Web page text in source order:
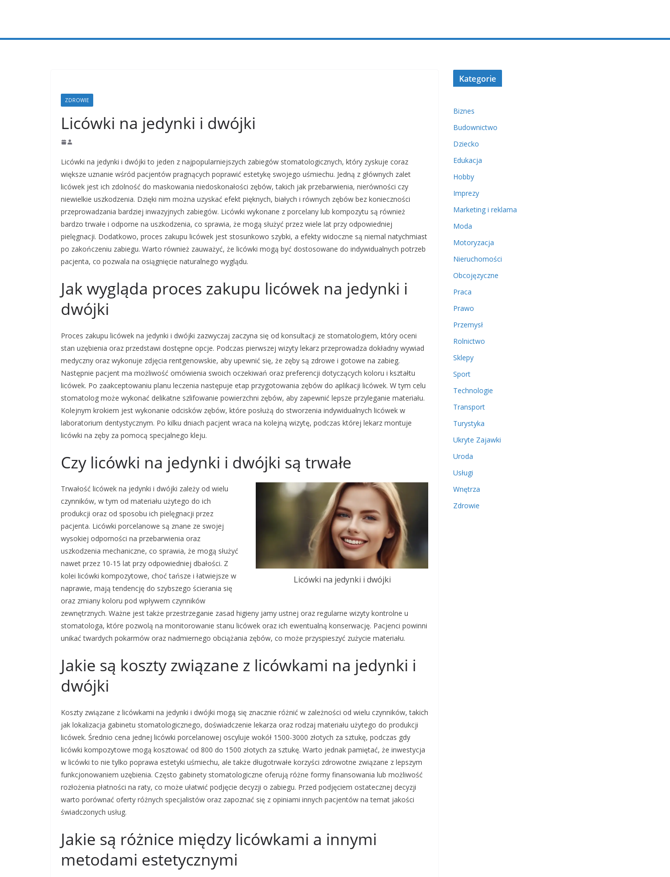
ZDROWIE
Licówki na jedynki i dwójki
Licówki na jedynki i dwójki to jeden z najpopularniejszych zabiegów stomatologicznych, który zyskuje coraz
większe uznanie wśród pacjentów pragnących poprawić estetykę swojego uśmiechu. Jedną z głównych zalet
licówek jest ich zdolność do maskowania niedoskonałości zębów, takich jak przebarwienia, nierówności czy
niewielkie uszkodzenia. Dzięki nim można uzyskać efekt pięknych, białych i równych zębów bez konieczności
przeprowadzania bardziej inwazyjnych zabiegów. Licówki wykonane z porcelany lub kompozytu są również
bardzo trwałe i odporne na uszkodzenia, co sprawia, że mogą służyć przez wiele lat przy odpowiedniej
pielęgnacji. Dodatkowo, proces zakupu licówek jest stosunkowo szybki, a efekty widoczne są niemal natychmiast
po zakończeniu zabiegu. Warto również zauważyć, że licówki mogą być dostosowane do indywidualnych potrzeb
pacjenta, co pozwala na osiągnięcie naturalnego wyglądu.
Jak wygląda proces zakupu licówek na jedynki i
dwójki
Proces zakupu licówek na jedynki i dwójki zazwyczaj zaczyna się od konsultacji ze stomatologiem, który oceni
stan uzębienia oraz przedstawi dostępne opcje. Podczas pierwszej wizyty lekarz przeprowadza dokładny wywiad
medyczny oraz wykonuje zdjęcia rentgenowskie, aby upewnić się, że zęby są zdrowe i gotowe na zabieg.
Następnie pacjent ma możliwość omówienia swoich oczekiwań oraz preferencji dotyczących koloru i kształtu
licówek. Po zaakceptowaniu planu leczenia następuje etap przygotowania zębów do aplikacji licówek. W tym celu
stomatolog może wykonać delikatne szlifowanie powierzchni zębów, aby zapewnić lepsze przyleganie materiału.
Kolejnym krokiem jest wykonanie odcisków zębów, które posłużą do stworzenia indywidualnych licówek w
laboratorium dentystycznym. Po kilku dniach pacjent wraca na kolejną wizytę, podczas której lekarz montuje
licówki na zęby za pomocą specjalnego kleju.
Czy licówki na jedynki i dwójki są trwałe
Licówki na jedynki i dwójki
Trwałość licówek na jedynki i dwójki zależy od wielu
czynników, w tym od materiału użytego do ich
produkcji oraz od sposobu ich pielęgnacji przez
pacjenta. Licówki porcelanowe są znane ze swojej
wysokiej odporności na przebarwienia oraz
uszkodzenia mechaniczne, co sprawia, że mogą służyć
nawet przez 10-15 lat przy odpowiedniej dbałości. Z
kolei licówki kompozytowe, choć tańsze i łatwiejsze w
naprawie, mają tendencję do szybszego ścierania się
oraz zmiany koloru pod wpływem czynników
zewnętrznych. Ważne jest także przestrzeganie zasad higieny jamy ustnej oraz regularne wizyty kontrolne u
stomatologa, które pozwolą na monitorowanie stanu licówek oraz ich ewentualną konserwację. Pacjenci powinni
unikać twardych pokarmów oraz nadmiernego obciążania zębów, co może przyspieszyć zużycie materiału.
Jakie są koszty związane z licówkami na jedynki i
dwójki
Koszty związane z licówkami na jedynki i dwójki mogą się znacznie różnić w zależności od wielu czynników, takich
jak lokalizacja gabinetu stomatologicznego, doświadczenie lekarza oraz rodzaj materiału użytego do produkcji
licówek. Średnio cena jednej licówki porcelanowej oscyluje wokół 1500-3000 złotych za sztukę, podczas gdy
licówki kompozytowe mogą kosztować od 800 do 1500 złotych za sztukę. Warto jednak pamiętać, że inwestycja
w licówki to nie tylko poprawa estetyki uśmiechu, ale także długotrwałe korzyści zdrowotne związane z lepszym
funkcjonowaniem uzębienia. Często gabinety stomatologiczne oferują różne formy finansowania lub możliwość
rozłożenia płatności na raty, co może ułatwić podjęcie decyzji o zabiegu. Przed podjęciem ostatecznej decyzji
warto porównać oferty różnych specjalistów oraz zapoznać się z opiniami innych pacjentów na temat jakości
świadczonych usług.
Jakie są różnice między licówkami a innymi
metodami estetycznymi
Kategorie
Biznes
Budownictwo
Dziecko
Edukacja
Hobby
Imprezy
Marketing i reklama
Moda
Motoryzacja
Nieruchomości
Obcojęzyczne
Praca
Prawo
Przemysł
Rolnictwo
Sklepy
Sport
Technologie
Transport
Turystyka
Ukryte Zajawki
Uroda
Usługi
Wnętrza
Zdrowie